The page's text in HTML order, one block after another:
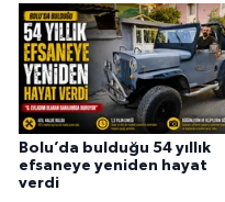
Bolu’da bulduğu 54 yıllık
efsaneye yeniden hayat
verdi